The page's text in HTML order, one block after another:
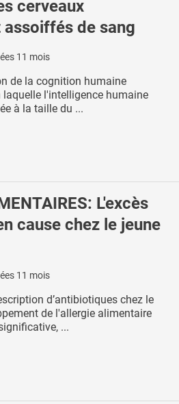
cerveaux
de sang
11 mois
de la cognition humaine
l'intelligence humaine
à la taille du ...
L'excès
cause chez le jeune
11 mois
d’antibiotiques chez le
de l'allergie alimentaire
...